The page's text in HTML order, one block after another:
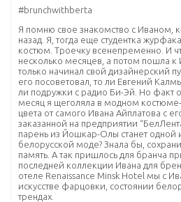
#brunchwithberta
Я помню свое знакомство с Иваном,
назад. Я, тогда еще студентка
костюм. Троечку всенепременно. И
несколько месяцев, а потом пошла к
только начинал свой дизайнерский
его посоветовал, то ли Евгений
ли подружки с радио Би-Эй. Но факт
месяц я щеголяла в модном
цвета от самого Ивана Айплатова с
заказанной на предприятии
парень из Йошкар-Олы станет одной
белорусской моде? Знала бы,
память. А так пришлось для бранча
последней коллекции Ивана для
отеле Renaissance Minsk Hotel мы с
искусстве фарцовки, состоянии
трендах.